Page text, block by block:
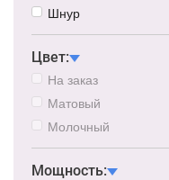
Шнур
Цвет:
На заказ
Матовый
Молочный
Мощность: